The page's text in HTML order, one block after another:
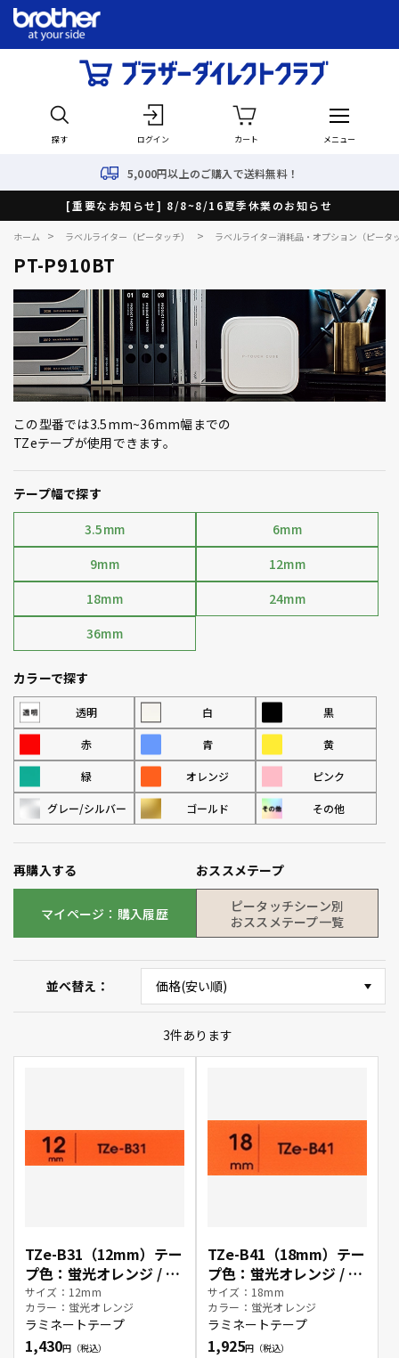
探す ログイン カート メニュー
5,000円以上のご購入で送料無料！
[重要なお知らせ] 8/8~8/16夏季休業のお知らせ
ホーム > ラベルライター（ピータッチ） > ラベルライター消耗品・オプション（ピータ
PT-P910BT
この型番では3.5mm~36mm幅までの
TZeテープが使用できます。
テープ幅で探す
3.5mm
6mm
9mm
12mm
18mm
24mm
36mm
カラーで探す
透明 白 黒
赤 青 黄
緑 オレンジ ピンク
グレー/シルバー ゴールド その他
再購入する
マイページ：購入履歴
おススメテープ
ピータッチシーン別
おススメテープ一覧
並べ替え
3件あります
TZe-B31（12mm）テー
プ色：蛍光オレンジ / 黒
文字
サイズ：12mm
カラー：蛍光オレンジ
ラミネートテープ
1,430
TZe-B41（18mm）テー
プ色：蛍光オレンジ / 黒
文字
サイズ：18mm
カラー：蛍光オレンジ
ラミネートテープ
1,925